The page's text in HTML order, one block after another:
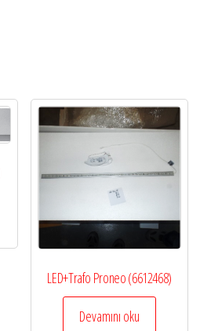
LED+Trafo Proneo (6612468)
Devamını oku